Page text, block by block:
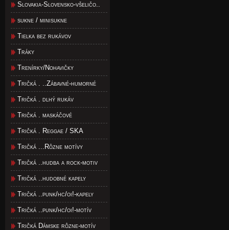
Slovakia-Slovensko-všeličo..
sukne / minisukne
Tielka bez rukávov
Tráky
Trenírky/Nohavičky
Tričká . ..Zábavné-humorné
Tričká . dlhý rukáv
Tričká . maskáčové
Tričká . Reggae / SKA
Tričká ...Rôzne motívy
Tričká ..hudba a rock-motiv
Tričká ..hudobné kapely
Tričká ..punk/hc/oi!-kapely
Tričká ..punk/hc/oi!-motív
Tričká Dámske rôzne-motív